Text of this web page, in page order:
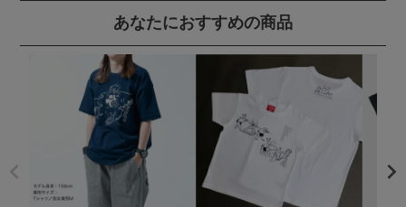
あなたにおすすめの商品